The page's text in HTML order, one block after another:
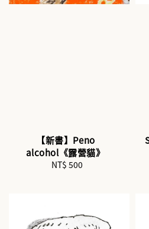
【新書】Peno
alcohol《露營貓》
Regular
NT$ 500